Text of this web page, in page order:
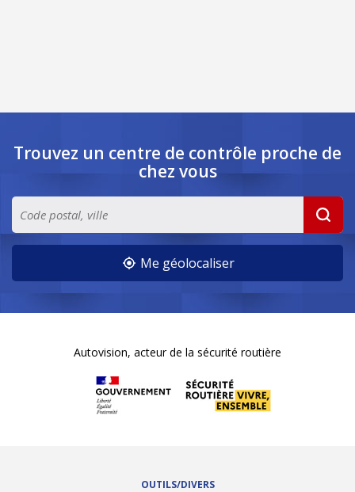
Trouvez un centre de contrôle proche de
chez vous
Me géolocaliser
Autovision, acteur de la sécurité routière
OUTILS/DIVERS